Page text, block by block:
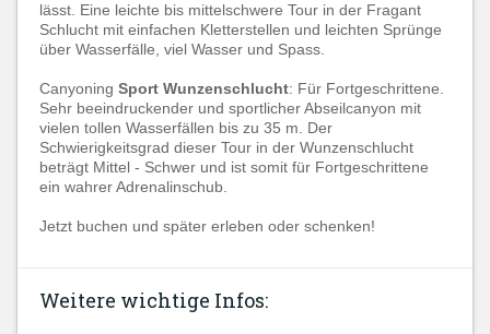
lässt. Eine leichte bis mittelschwere Tour in der Fragant
Schlucht mit einfachen Kletterstellen und leichten Sprünge
über Wasserfälle, viel Wasser und Spass.
Canyoning Sport Wunzenschlucht: Für Fortgeschrittene.
Sehr beeindruckender und sportlicher Abseilcanyon mit
vielen tollen Wasserfällen bis zu 35 m. Der
Schwierigkeitsgrad dieser Tour in der Wunzenschlucht
beträgt Mittel - Schwer und ist somit für Fortgeschrittene
ein wahrer Adrenalinschub.
Jetzt buchen und später erleben oder schenken!
Weitere wichtige Infos: